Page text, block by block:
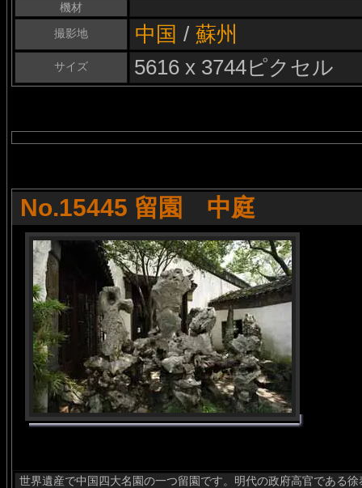
機材
撮影地
中国 / 蘇州
サイズ 5616 x 3744ピクセル
No.15445 留園 中庭
世界遺産で中国四大名園の一つ留園です。明代の政府高官である